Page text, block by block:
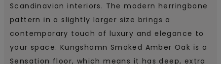
Scandinavian interiors. The modern herringbone
pattern in a slightly larger size brings a
contemporary touch of luxury and elegance to
your space. Kungshamn Smoked Amber Oak is a
Sensation floor, which means it has deep, extra